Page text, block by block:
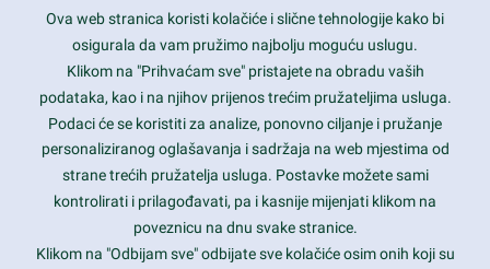
Latest trends and much more...
Contact Info
1600 Amphitheatre Parkway, Mountain View, CA 94043
prothemes.net@gmail.com
Ova web stranica koristi kolačiće i slične tehnologije kako bi
osigurala da vam pružimo najbolju moguću uslugu.
Klikom na "Prihvaćam sve" pristajete na obradu vaših
podataka, kao i na njihov prijenos trećim pružateljima usluga.
Podaci će se koristiti za analize, ponovno ciljanje i pružanje
personaliziranog oglašavanja i sadržaja na web mjestima od
strane trećih pružatelja usluga. Postavke možete sami
kontrolirati i prilagođavati, pa i kasnije mijenjati klikom na
poveznicu na dnu svake stranice.
Klikom na "Odbijam sve" odbijate sve kolačiće osim onih koji su